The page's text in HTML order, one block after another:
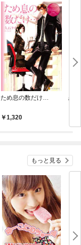
ため息の数だけ…
1,320
恋
もっと見る